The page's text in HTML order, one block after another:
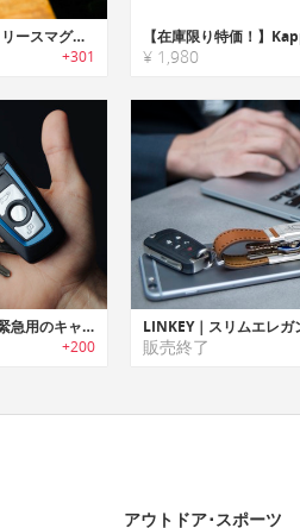
CLIKKEY｜クイックリリースマグネットキーチェーンカラビナ「クリッキー」
+301 ¥ 1,980
Key Loop & Cache｜緊急用のキャッシュを持ち運べるキーチェーン「キーループ＆キャッシュ」
+200 販売終了
アウトドア･スポーツ